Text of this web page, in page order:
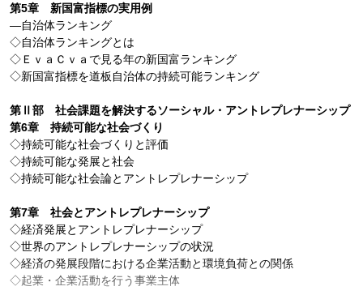
第5章 新国富指標の実用例
―自治体ランキング
◇自治体ランキングとは
◇ＥｖａＣｖａで見る年の新国富ランキング
◇新国富指標を道板自治体の持続可能ランキング
第Ⅱ部 社会課題を解決するソーシャル・アントレプレナーシップ
第6章 持続可能な社会づくり
◇持続可能な社会づくりと評価
◇持続可能な発展と社会
◇持続可能な社会論とアントレプレナーシップ
第7章 社会とアントレプレナーシップ
◇経済発展とアントレプレナーシップ
◇世界のアントレプレナーシップの状況
◇経済の発展段階における企業活動と環境負荷との関係
◇起業・企業活動を行う事業主体